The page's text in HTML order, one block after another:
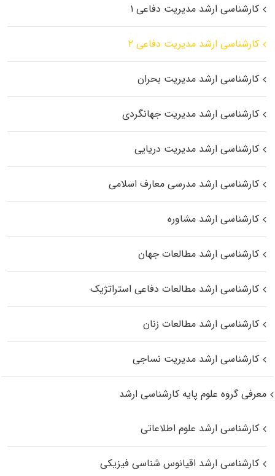
کارشناسی ارشد مدیریت دفاعی ۱
کارشناسی ارشد مدیریت دفاعی ۲
کارشناسی ارشد مدیریت بحران
کارشناسی ارشد مدیریت جهانگردی
کارشناسی ارشد مدیریت دریایی
کارشناسی ارشد مدرسی معارف اسلامی
کارشناسی ارشد مشاوره
کارشناسی ارشد مطالعات جهان
کارشناسی ارشد مطالعات دفاعی استراتژیک
کارشناسی ارشد مطالعات زنان
کارشناسی ارشد مدیریت نساجی
معرفی گروه علوم پایه کارشناسی ارشد
کارشناسی ارشد علوم اطلاعاتی
کارشناسی ارشد اقیانوس‌ شناسی فیزیکی